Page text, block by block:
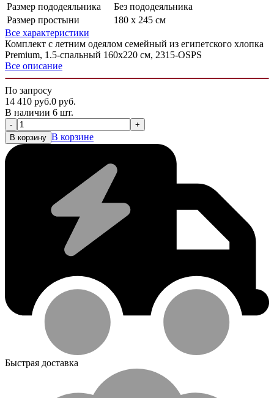
Размер пододеяльника
Без пододеяльника
Размер простыни
180 x 245 см
Все характеристики
Комплект с летним одеялом семейный из египетского хлопка
Premium, 1.5-спальный 160х220 см, 2315-OSPS
Все описание
По запросу
14 410 руб.0 руб.
В наличии 6 шт.
-
+
В корзину В корзине
Быстрая доставка